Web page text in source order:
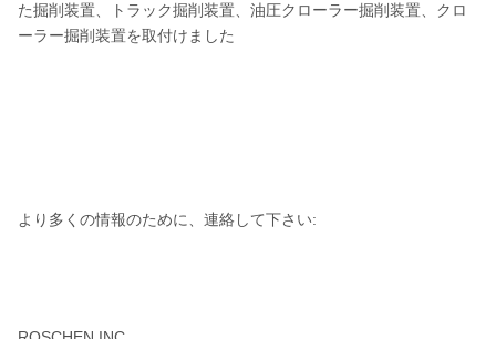
た掘削装置、トラック掘削装置、油圧クローラー掘削装置、クロ
ーラー掘削装置を取付けました
より多くの情報のために、連絡して下さい: